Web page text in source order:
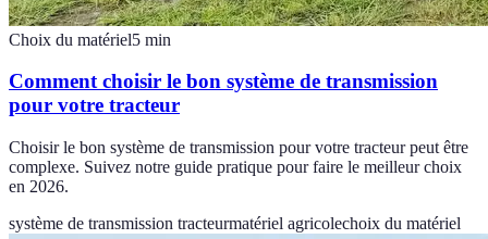
Choix du matériel5 min
Comment choisir le bon système de transmission
pour votre tracteur
Choisir le bon système de transmission pour votre tracteur peut être
complexe. Suivez notre guide pratique pour faire le meilleur choix
en 2026.
système de transmission tracteurmatériel agricolechoix du matériel